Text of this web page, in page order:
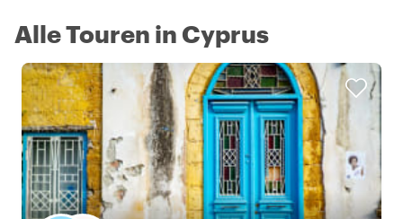
Alle Touren in Cyprus